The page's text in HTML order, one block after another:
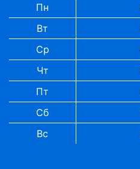
Пн
Вт
Ср
Чт
Пт
Сб
Вс